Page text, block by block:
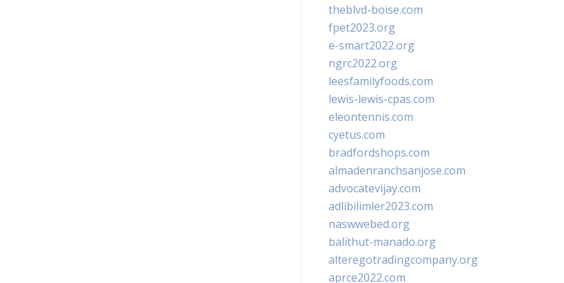
theblvd-boise.com
fpet2023.org
e-smart2022.org
ngrc2022.org
leesfamilyfoods.com
lewis-lewis-cpas.com
eleontennis.com
cyetus.com
bradfordshops.com
almadenranchsanjose.com
advocatevijay.com
adlibilimler2023.com
naswwebed.org
balithut-manado.org
alteregotradingcompany.org
aprce2022.com